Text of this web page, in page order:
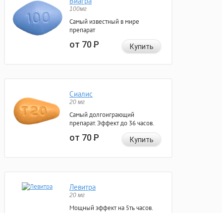
100мг
Самый известный в мире
препарат
от 70Р Купить
Сиалис
20 мг
Самый долгоиграющий
препарат. Эффект до 36 часов.
от 70Р Купить
Левитра
20 мг
Мощный эффект на 5ть часов.